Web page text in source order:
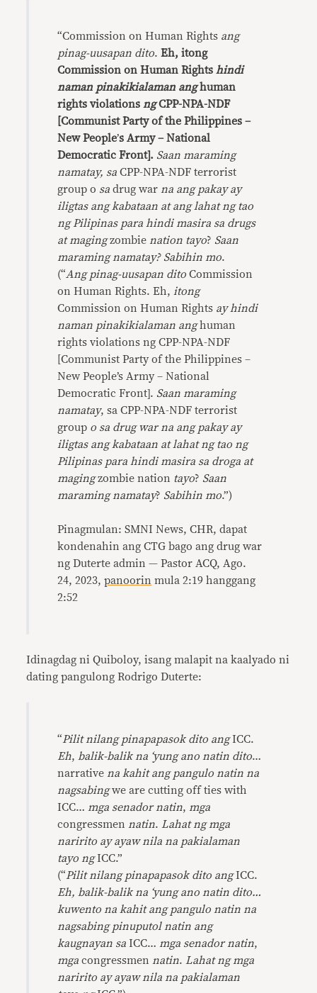
“Commission on Human Rights ang
pinag-uusapan dito.Eh, itong
Commission on Human Rights hindi
naman pinakikialaman anghuman
rights violations ngCPP-NPA-NDF
[Communist Party of the Philippines –
New People’s Army – National
Democratic Front]. Saan maraming
namatay, saCPP-NPA-NDF terrorist
group o sa drug war na ang pakay ay
iligtas ang kabataan at ang lahat ng tao
ng Pilipinas para hindi masira sa drugs
at magingzombie nation tayo? Saan
maraming namatay? Sabihin mo.
(“Ang pinag-uusapan dito Commission
on Human Rights. Eh, itong
Commission on Human Rights ay hindi
naman pinakikialaman anghuman
rights violations ng CPP-NPA-NDF
[Communist Party of the Philippines –
New People’s Army – National
Democratic Front]. Saan maraming
namatay, sa CPP-NPA-NDF terrorist
group o sa drug war na ang pakay ay
iligtas ang kabataan at lahat ng tao ng
Pilipinas para hindi masira sa droga at
magingzombie nation tayo? Saan
maraming namatay? Sabihin mo.”)
Pinagmulan: SMNI News, CHR, dapat
kondenahin ang CTG bago ang drug war
ng Duterte admin — Pastor ACQ, Ago.
24, 2023,panoorin mula 2:19 hanggang
2:52
Idinagdag ni Quiboloy, isang malapit na kaalyado ni
dating pangulong Rodrigo Duterte:
“Pilit nilang pinapapasok dito angICC.
Eh, balik-balik na ‘yung ano natin dito…
narrative na kahit ang pangulo natin na
nagsabingwe are cutting off ties with
ICC… mga senador natin, mga
congressmen natin. Lahat ng mga
naririto ay ayaw nila na pakialaman
tayo ngICC.”
(“Pilit nilang pinapapasok dito angICC.
Eh, balik-balik na ‘yung ano natin dito…
kuwento na kahit ang pangulo natin na
nagsabing pinuputol natin ang
kaugnayan sa ICC… mga senador natin,
mga congressmen natin. Lahat ng mga
naririto ay ayaw nila na pakialaman